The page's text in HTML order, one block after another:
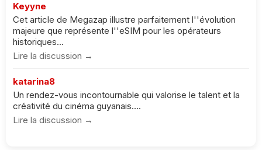
Keyyne
Cet article de Megazap illustre parfaitement l''évolution
majeure que représente l''eSIM pour les opérateurs
historiques...
Lire la discussion →
katarina8
Un rendez-vous incontournable qui valorise le talent et la
créativité du cinéma guyanais....
Lire la discussion →